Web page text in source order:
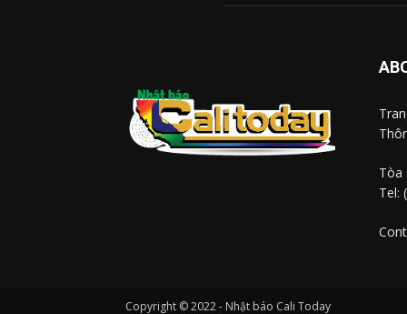
Tòa
Copyright © 2022 - Nhật báo Cali Today